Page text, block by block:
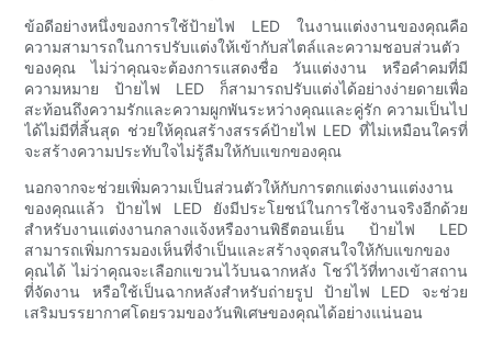
ข้อดีอย่างหนึ่งของการใช้ป้ายไฟ LED ในงานแต่งงานของคุณคือ
ความสามารถในการปรับแต่งให้เข้ากับสไตล์และความชอบส่วนตัว
ของคุณ ไม่ว่าคุณจะต้องการแสดงชื่อ วันแต่งงาน หรือคำคมที่มี
ความหมาย ป้ายไฟ LED ก็สามารถปรับแต่งได้อย่างง่ายดายเพื่อ
สะท้อนถึงความรักและความผูกพันระหว่างคุณและคู่รัก ความเป็นไป
ได้ไม่มีที่สิ้นสุด ช่วยให้คุณสร้างสรรค์ป้ายไฟ LED ที่ไม่เหมือนใครที่
จะสร้างความประทับใจไม่รู้ลืมให้กับแขกของคุณ
นอกจากจะช่วยเพิ่มความเป็นส่วนตัวให้กับการตกแต่งงานแต่งงาน
ของคุณแล้ว ป้ายไฟ LED ยังมีประโยชน์ในการใช้งานจริงอีกด้วย
สำหรับงานแต่งงานกลางแจ้งหรืองานพิธีตอนเย็น ป้ายไฟ LED
สามารถเพิ่มการมองเห็นที่จำเป็นและสร้างจุดสนใจให้กับแขกของ
คุณได้ ไม่ว่าคุณจะเลือกแขวนไว้บนฉากหลัง โชว์ไว้ที่ทางเข้าสถาน
ที่จัดงาน หรือใช้เป็นฉากหลังสำหรับถ่ายรูป ป้ายไฟ LED จะช่วย
เสริมบรรยากาศโดยรวมของวันพิเศษของคุณได้อย่างแน่นอน